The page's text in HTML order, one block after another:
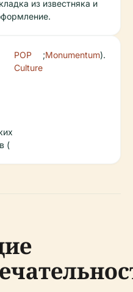
из известняка и
(
POP
Culture
;Monumentum).